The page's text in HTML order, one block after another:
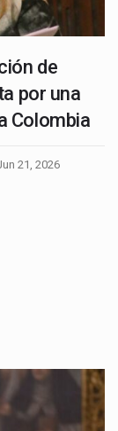
de
por una
Colombia
21, 2026